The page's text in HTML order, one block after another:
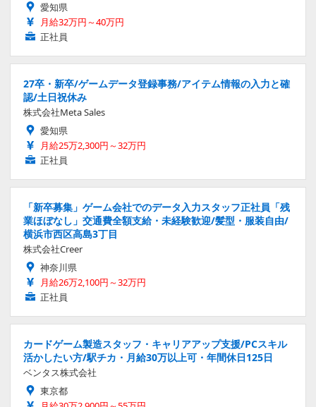
愛知県
月給32万円～40万円
正社員
27卒・新卒/ゲームデータ登録事務/アイテム情報の入力と確
認/土日祝休み
株式会社Meta Sales
愛知県
月給25万2,300円～32万円
正社員
「新卒募集」ゲーム会社でのデータ入力スタッフ正社員「残
業ほぼなし」交通費全額支給・未経験歓迎/髪型・服装自由/
横浜市西区高島3丁目
株式会社Creer
神奈川県
月給26万2,100円～32万円
正社員
カードゲーム製造スタッフ・キャリアアップ支援/PCスキル
活かしたい方/駅チカ・月給30万以上可・年間休日125日
ベンタス株式会社
東京都